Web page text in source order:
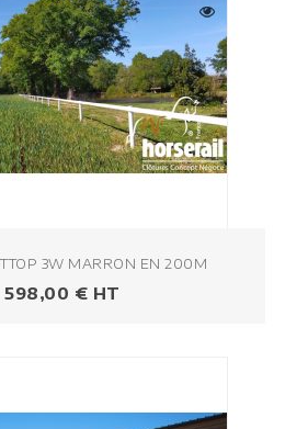
3W MARRON EN 200M
Prezzo
598,00 € HT